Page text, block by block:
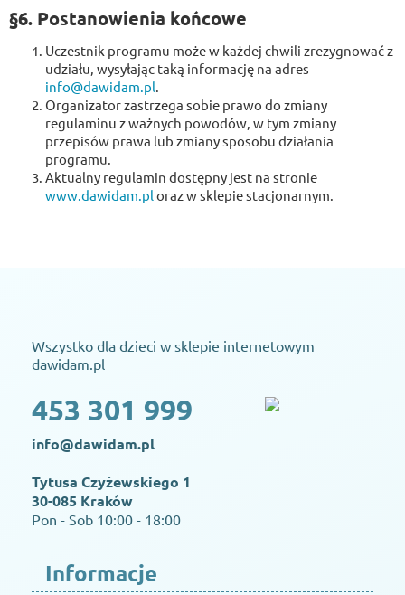
§6. Postanowienia końcowe
Uczestnik programu może w każdej chwili zrezygnować z
udziału, wysyłając taką informację na adres
info@dawidam.pl.
Organizator zastrzega sobie prawo do zmiany
regulaminu z ważnych powodów, w tym zmiany
przepisów prawa lub zmiany sposobu działania
programu.
Aktualny regulamin dostępny jest na stronie
www.dawidam.pl oraz w sklepie stacjonarnym.
Wszystko dla dzieci w sklepie internetowym
dawidam.pl
453 301 999
info@dawidam.pl
Tytusa Czyżewskiego 1
30-085 Kraków
Pon - Sob 10:00 - 18:00
Informacje